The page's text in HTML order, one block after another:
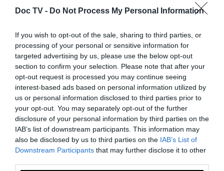
Doc TV - Do Not Process My Personal Information
If you wish to opt-out of the sale, sharing to third parties, or
processing of your personal or sensitive information for
targeted advertising by us, please use the below opt-out
section to confirm your selection. Please note that after your
opt-out request is processed you may continue seeing
interest-based ads based on personal information utilized by
us or personal information disclosed to third parties prior to
your opt-out. You may separately opt-out of the further
disclosure of your personal information by third parties on the
IAB’s list of downstream participants. This information may
also be disclosed by us to third parties on the IAB’s List of
Downstream Participants that may further disclose it to other
μπορεί να δημιουργεί και να χρησιμοποιεί
εργαλεία αλλά και πως τα ζώα έχουν
συναισθήματα και προσωπικότητα.
Σήμερα, η πολυβραβευμένη Jane Goodall
αναγνωρίζεται ως μια από τις πιο
σημαντικότερες γυναίκες επιστήμονες της
εποχής μας, διότι χάρη στην επιστημονική
της έρευνα αλλά και το ινστιτούτο που φέρει
το όνομά της, αναδιαμόρφωσε τον τρόπο με
τον οποίο αντιλαμβανόμαστε το ανθρώπινο
είδος και τα ζώα.